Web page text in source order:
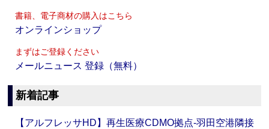
書籍、電子商材の購入はこちら
オンラインショップ
まずはご登録ください
メールニュース 登録（無料）
新着記事
【アルフレッサHD】再生医療CDMO拠点‐羽田空港隣接